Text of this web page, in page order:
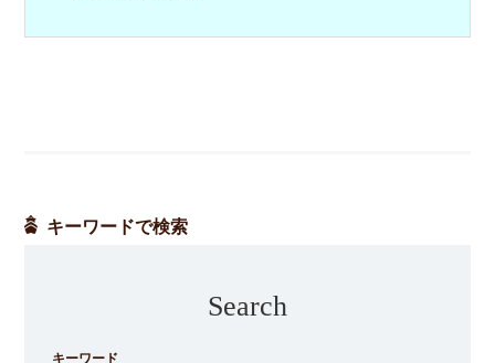
キーワードで検索
Search
キーワード